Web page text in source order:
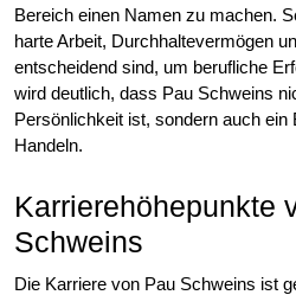
Bereich einen Namen zu machen.
harte Arbeit, Durchhaltevermögen
entscheidend sind, um berufliche
wird deutlich, dass Pau Schweins
Persönlichkeit ist, sondern auch ein
Handeln.
Karrierehöhepunkte
Schweins
Die Karriere von Pau Schweins ist